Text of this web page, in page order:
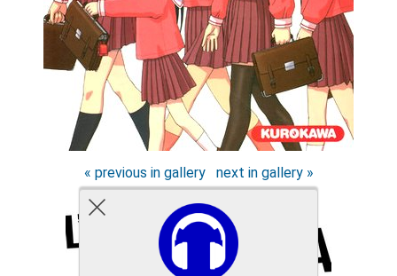
« previous in gallery next in gallery »